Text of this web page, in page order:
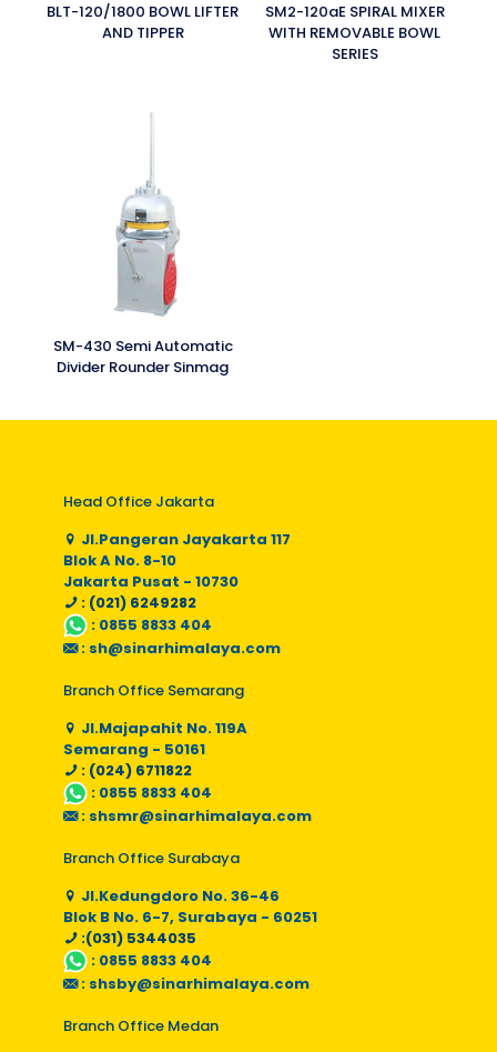
BLT-120/1800 BOWL LIFTER
AND TIPPER
SM2-120aE SPIRAL MIXER
WITH REMOVABLE BOWL
SERIES
SM-430 Semi Automatic
Divider Rounder Sinmag
Head Office Jakarta
Jl.Pangeran Jayakarta 117
Blok A No. 8-10
Jakarta Pusat - 10730
: (021) 6249282
: 0855 8833 404
: sh@sinarhimalaya.com
Branch Office Semarang
Jl.Majapahit No. 119A
Semarang - 50161
: (024) 6711822
: 0855 8833 404
: shsmr@sinarhimalaya.com
Branch Office Surabaya
Jl.Kedungdoro No. 36-46
Blok B No. 6-7, Surabaya - 60251
:(031) 5344035
: 0855 8833 404
: shsby@sinarhimalaya.com
Branch Office Medan